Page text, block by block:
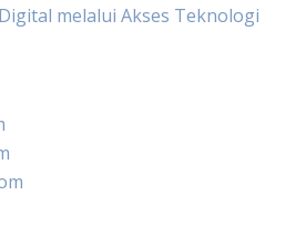
melalui Akses Teknologi